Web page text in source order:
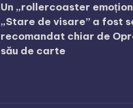
Un „rollercoaster
„Stare de visare” a fost
recomandat chiar de
său de carte